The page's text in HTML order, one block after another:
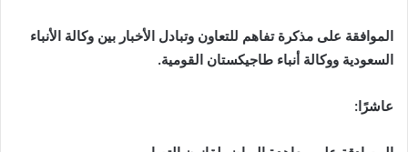
الموافقة على مذكرة تفاهم للتعاون وتبادل الأخبار بين وكالة الأنباء
السعودية ووكالة أنباء طاجيكستان القومية.
عاشرًا: